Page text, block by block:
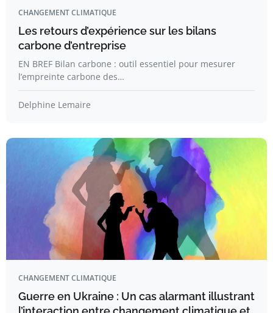
CHANGEMENT CLIMATIQUE
Les retours d’expérience sur les bilans
carbone d’entreprise
EN BREF Bilan carbone : outil essentiel pour mesurer
l’empreinte carbone des…
Delphine Lemaire
CHANGEMENT CLIMATIQUE
Guerre en Ukraine : Un cas alarmant illustrant